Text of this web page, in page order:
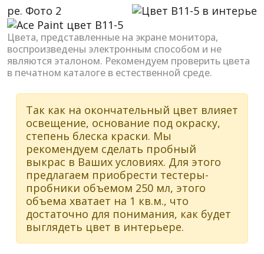
Previous Next
Цвета, представленные на экране монитора,
воспроизведены электронным способом и не
являются эталоном. Рекомендуем проверить цвета
в печатном каталоге в естественной среде.
Так как на окончательный цвет влияет
освещение, основание под окраску,
степень блеска краски. Мы
рекомендуем сделать пробный
выкрас в Ваших условиях. Для этого
предлагаем приобрести тестеры-
пробники объемом 250 мл, этого
объема хватает на 1 кв.м., что
достаточно для понимания, как будет
выглядеть цвет в интерьере.